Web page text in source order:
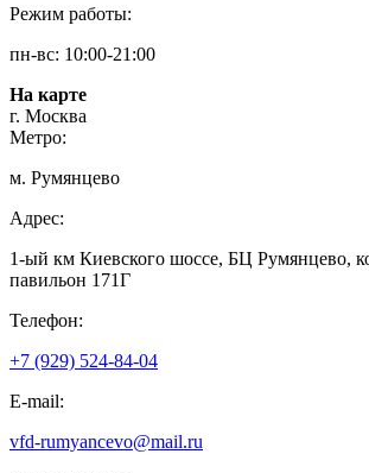
Режим работы:
пн-вс: 10:00-21:00
На карте
г. Москва
Метро:
м. Румянцево
Адрес:
1-ый км Киевского шоссе, БЦ Румянцево,
павильон 171Г
Телефон:
+7 (929) 524-84-04
E-mail:
vfd-rumyancevo@mail.ru